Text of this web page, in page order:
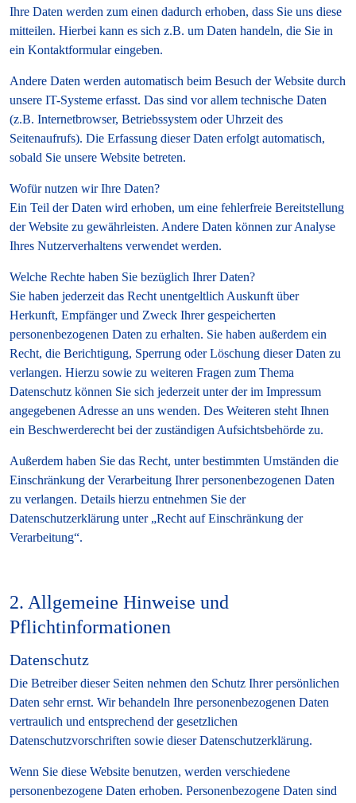
Ihre Daten werden zum einen dadurch erhoben, dass Sie uns diese
mitteilen. Hierbei kann es sich z.B. um Daten handeln, die Sie in
ein Kontaktformular eingeben.
Andere Daten werden automatisch beim Besuch der Website durch
unsere IT-Systeme erfasst. Das sind vor allem technische Daten
(z.B. Internetbrowser, Betriebssystem oder Uhrzeit des
Seitenaufrufs). Die Erfassung dieser Daten erfolgt automatisch,
sobald Sie unsere Website betreten.
Wofür nutzen wir Ihre Daten?
Ein Teil der Daten wird erhoben, um eine fehlerfreie Bereitstellung
der Website zu gewährleisten. Andere Daten können zur Analyse
Ihres Nutzerverhaltens verwendet werden.
Welche Rechte haben Sie bezüglich Ihrer Daten?
Sie haben jederzeit das Recht unentgeltlich Auskunft über
Herkunft, Empfänger und Zweck Ihrer gespeicherten
personenbezogenen Daten zu erhalten. Sie haben außerdem ein
Recht, die Berichtigung, Sperrung oder Löschung dieser Daten zu
verlangen. Hierzu sowie zu weiteren Fragen zum Thema
Datenschutz können Sie sich jederzeit unter der im Impressum
angegebenen Adresse an uns wenden. Des Weiteren steht Ihnen
ein Beschwerderecht bei der zuständigen Aufsichtsbehörde zu.
Außerdem haben Sie das Recht, unter bestimmten Umständen die
Einschränkung der Verarbeitung Ihrer personenbezogenen Daten
zu verlangen. Details hierzu entnehmen Sie der
Datenschutzerklärung unter „Recht auf Einschränkung der
Verarbeitung“.
2. Allgemeine Hinweise und
Pflichtinformationen
Datenschutz
Die Betreiber dieser Seiten nehmen den Schutz Ihrer persönlichen
Daten sehr ernst. Wir behandeln Ihre personenbezogenen Daten
vertraulich und entsprechend der gesetzlichen
Datenschutzvorschriften sowie dieser Datenschutzerklärung.
Wenn Sie diese Website benutzen, werden verschiedene
personenbezogene Daten erhoben. Personenbezogene Daten sind